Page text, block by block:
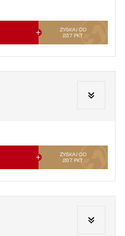
ZYSKAJ OD
237 PKT
ZYSKAJ OD
267 PKT